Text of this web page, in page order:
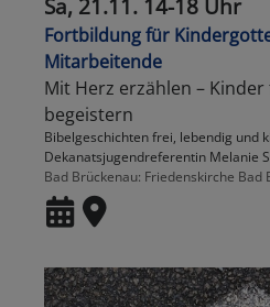
Sa, 21.11. 14-18 Uhr
Fortbildung für
Mitarbeitende
Mit Herz erzählen –
begeistern
Bibelgeschichten frei, lebendig und
Dekanatsjugendreferentin Melanie
Bad Brückenau Friedenskirche Bad